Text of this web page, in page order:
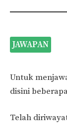
JAWAPAN
Untuk
disini
Telah